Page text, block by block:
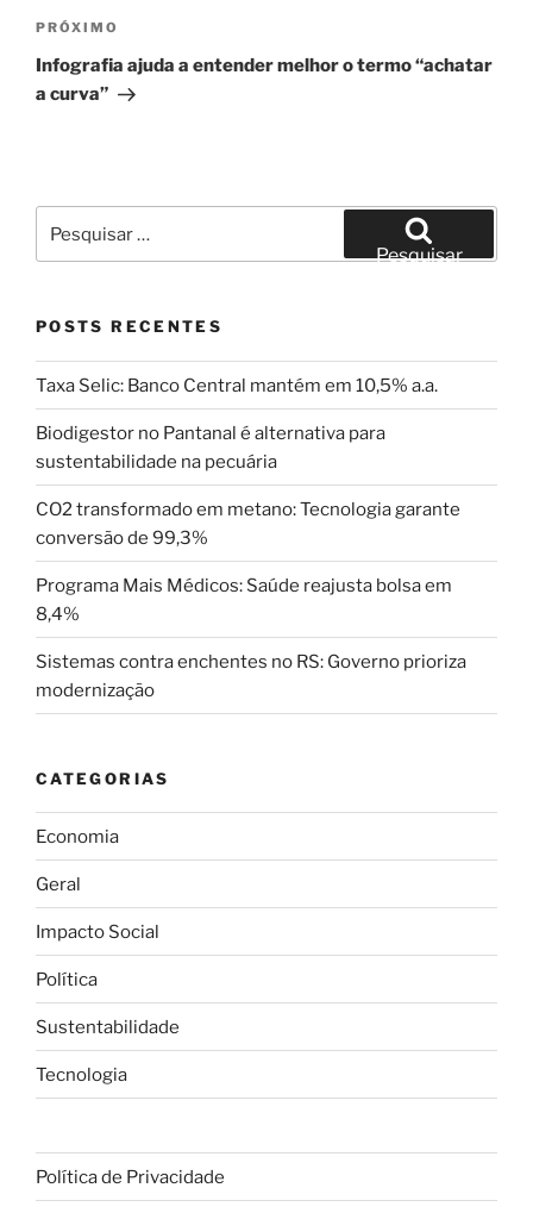
Próximo
post
PRÓXIMO
Infografia ajuda a entender melhor o termo “achatar
a curva”
por:
Pesquisar
POSTS RECENTES
Taxa Selic: Banco Central mantém em 10,5% a.a.
Biodigestor no Pantanal é alternativa para
sustentabilidade na pecuária
CO2 transformado em metano: Tecnologia garante
conversão de 99,3%
Programa Mais Médicos: Saúde reajusta bolsa em
8,4%
Sistemas contra enchentes no RS: Governo prioriza
modernização
CATEGORIAS
Economia
Geral
Impacto Social
Política
Sustentabilidade
Tecnologia
Política de Privacidade